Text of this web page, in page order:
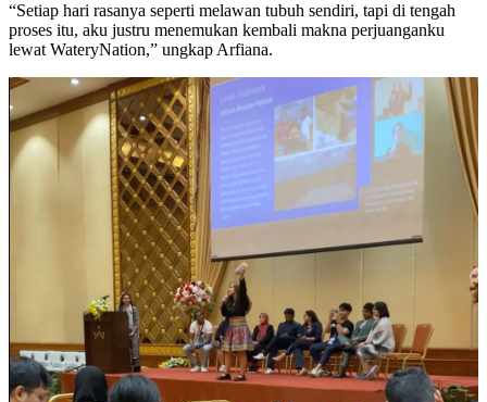
“Setiap hari rasanya seperti melawan tubuh sendiri, tapi di tengah
proses itu, aku justru menemukan kembali makna perjuanganku
lewat WateryNation,” ungkap Arfiana.